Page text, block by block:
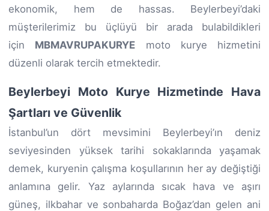
ekonomik, hem de hassas. Beylerbeyi’daki
müşterilerimiz bu üçlüyü bir arada bulabildikleri
için MBMAVRUPAKURYE moto kurye hizmetini
düzenli olarak tercih etmektedir.
Beylerbeyi Moto Kurye Hizmetinde Hava
Şartları ve Güvenlik
İstanbul’un dört mevsimini Beylerbeyi’ın deniz
seviyesinden yüksek tarihi sokaklarında yaşamak
demek, kuryenin çalışma koşullarının her ay değiştiği
anlamına gelir. Yaz aylarında sıcak hava ve aşırı
güneş, ilkbahar ve sonbaharda Boğaz’dan gelen ani